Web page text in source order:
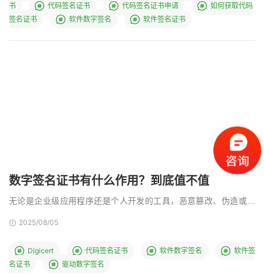
书
代码签名证书 代码签名证书申请
如何获取代码
签名证书
软件数字签名 软件签名证书
数字签名证书有什么作用？到底值不值
无论是企业级应用程序还是个人开发的工具，恶意篡改、伪造或非
2025/08/05
Digicert 代码签名证书 软件数字签名
软件签
名证书
驱动数字签名